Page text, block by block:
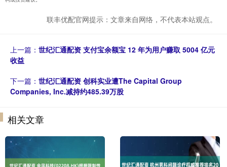
联丰优配官网提示：文章来自网络，不代表本站观点。
上一篇： 世纪汇通配资 支付宝余额宝 12 年为用户赚取 5004 亿元
收益
下一篇： 世纪汇通配资 创科实业遭The Capital Group
Companies, Inc.减持约485.39万股
相关文章